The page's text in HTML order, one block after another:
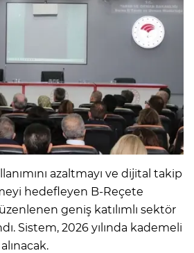
azaltmayı ve dijital takip
hedefleyen B-Reçete
geniş katılımlı sektör
Sistem, 2026 yılında kademeli